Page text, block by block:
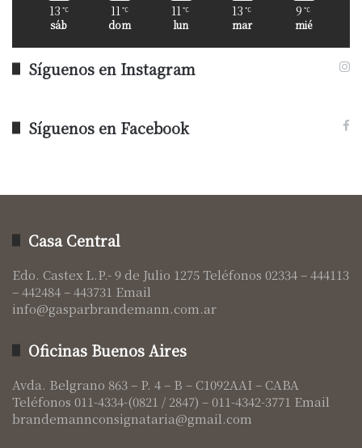
13 ℃
sáb
11 ℃
dom
11 ℃
lun
13 ℃
mar
9 ℃
mié
Síguenos en Instagram
Síguenos en Facebook
Casa Central
Edo. Castex L.P.- 9 de Julio 1275 Teléfonos 02334 – 444113
– 442484 – 443731 Email
info@gasparbrandemann.com.ar
Oficinas Buenos Aires
Avda. Belgrano 863 – P. 4 – B – C1092AAI – CABA
Teléfonos 011-4334-(0821 / 2847) – 011-4342-3771 Email
brandemannconsignataria@gmail.com